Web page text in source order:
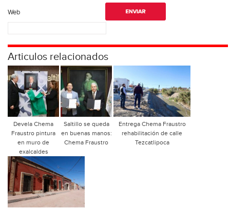
Web
Articulos relacionados
Devela Chema
Fraustro pintura
en muro de
exalcaldes
Saltillo se queda
en buenas manos:
Chema Fraustro
Entrega Chema Fraustro
rehabilitación de calle
Tezcatlipoca